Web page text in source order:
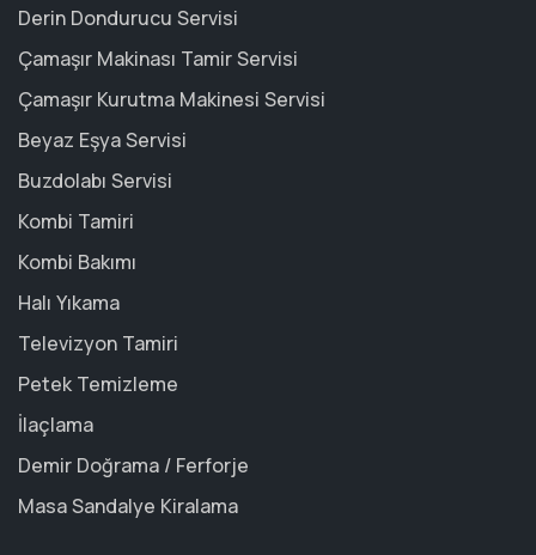
Derin Dondurucu Servisi
Çamaşır Makinası Tamir Servisi
Çamaşır Kurutma Makinesi Servisi
Beyaz Eşya Servisi
Buzdolabı Servisi
Kombi Tamiri
Kombi Bakımı
Halı Yıkama
Televizyon Tamiri
Petek Temizleme
İlaçlama
Demir Doğrama / Ferforje
Masa Sandalye Kiralama